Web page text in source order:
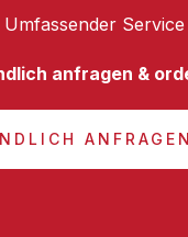
anfragen &
ANFRAGEN